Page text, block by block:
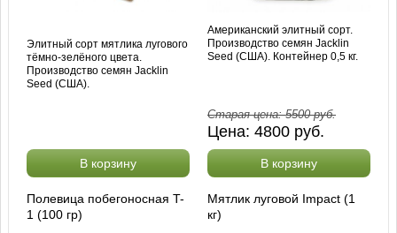
Элитный сорт мятлика лугового
тёмно-зелёного цвета.
Производство семян Jacklin
Seed (США).
В корзину
Американский элитный сорт.
Производство семян Jacklin
Seed (США). Контейнер 0,5 кг.
Старая цена:5500руб.
Цена: 4800 руб.
В корзину
Полевица побегоносная T-
1 (100 гр)
Мятлик луговой Impact (1
кг)